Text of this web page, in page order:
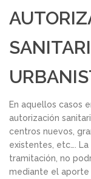
En aquellos casos
autorización
centros nuevos,
existentes, etc….
tramitación, no
mediante el aporte